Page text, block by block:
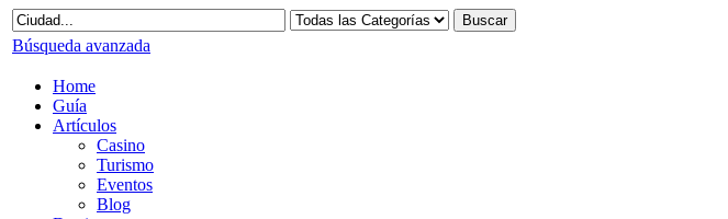
Búsqueda avanzada
Home
Guía
Artículos
Casino
Turismo
Eventos
Blog